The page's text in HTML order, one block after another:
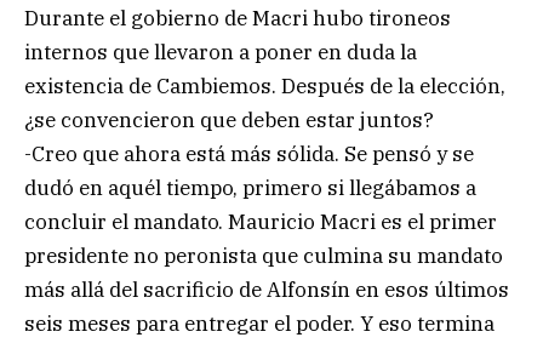
Durante el gobierno de Macri hubo tironeos
internos que llevaron a poner en duda la
existencia de Cambiemos. Después de la elección,
¿se convencieron que deben estar juntos?
-Creo que ahora está más sólida. Se pensó y se
dudó en aquél tiempo, primero si llegábamos a
concluir el mandato. Mauricio Macri es el primer
presidente no peronista que culmina su mandato
más allá del sacrificio de Alfonsín en esos últimos
seis meses para entregar el poder. Y eso termina